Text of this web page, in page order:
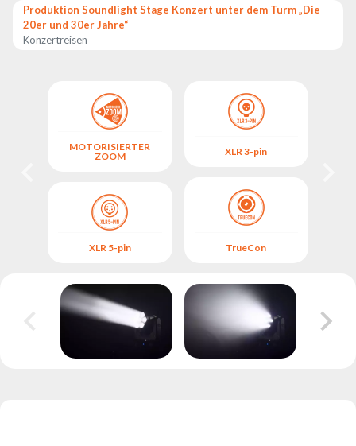
Produktion Soundlight Stage Konzert unter dem Turm „Die
20er und 30er Jahre“
Konzertreisen
MOTORISIERTER
ZOOM
XLR 5-pin
XLR 3-pin
TrueCon